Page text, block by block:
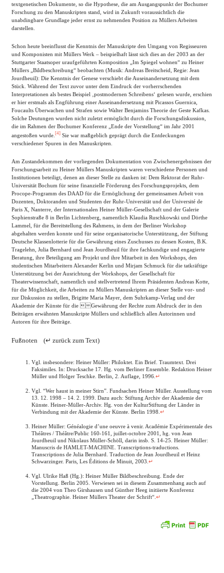
textgenetischen Dokumente, so die Hypothese, die am Ausgangspunkt der Bochumer
Forschung zu den Manuskripten stand, wird in Zukunft voraussichtlich die
unabdingbare Grundlage jeder ernst zu nehmenden Position zu Müllers Arbeiten
darstellen.
Schon heute beeinflusst die Kenntnis der Manuskripte den Umgang von Regisseuren
und Komponisten mit Müllers Werk – beispielhaft lässt sich dies an der 2003 an der
Stuttgarter Staatsoper uraufgeführten Komposition „Im Spiegel wohnen“ zu Heiner
Müllers „Bildbeschreibung“ beobachten (Musik: Andreas Breitscheid, Regie: Jean
Jourdheuil): Die Kenntnis der Genese verschiebt die Auseinandersetzung mit dem
Stück. Während der Text zuvor unter dem Eindruck der vorherrschenden
Interpretationen als bestes Beispiel ‚postmodernen Schreibens‘ gelesen wurde, erschien
er hier erstmals als Engführung einer Auseinandersetzung mit Picassos Guernica,
Foucaults Überwachen und Strafen sowie Walter Benjamins Theorie der Geste Kafkas.
Solche Deutungen wurden nicht zuletzt ermöglicht durch die Forschungsdiskussion,
die im Rahmen der Bochumer Konferenz „Ende der Vorstellung“ im Jahr 2001
angestoßen wurde. [4] Sie war maßgeblich geprägt durch die Entdeckungen
verschiedener Spuren in den Manuskripten.
Am Zustandekommen der vorliegenden Dokumentation von Zwischenergebnissen der
Forschungsarbeit zu Heiner Müllers Manuskripten waren verschiedene Personen und
Institutionen beteiligt, denen an dieser Stelle zu danken ist: Dem Rektorat der Ruhr-
Universität Bochum für seine finanzielle Förderung des Forschungsprojekts, dem
Procope-Programm des DAAD für die Ermöglichung der gemeinsamen Arbeit von
Dozenten, Doktoranden und Studenten der Ruhr-Universität und der Université de
Paris X, Nanterre, der Internationalen Heiner Müller-Gesellschaft und der Galerie
Sophienstraße 8 in Berlin Lichtenberg, namentlich Klaudia Ruschkowski und Dörthe
Lammel, für die Bereitstellung des Rahmens, in dem der Berliner Workshop
abgehalten werden konnte und für seine organisatorische Unterstützung, der Stiftung
Deutsche Klassenlotterie für die Gewährung eines Zuschusses zu dessen Kosten, B.K.
Tragelehn, Julia Bernhard und Jean Jourdheuil für ihre fachkundige und engagierte
Beratung, ihre Beteiligung am Projekt und ihre Mitarbeit in den Workshops, den
studentischen Mitarbeitern Alexander Kerlin und Mirjam Schmuck für die tatkräftige
Unterstützung bei der Ausrichtung der Workshops, der Gesellschaft für
Theaterwissenschaft, namentlich und stellvertretend Ihrem Präsidenten Andreas Kotte,
für die Möglichkeit, die Arbeiten zu Müllers Manuskripten an dieser Stelle vor- und
zur Diskussion zu stellen, Brigitte Maria Mayer, dem Suhrkamp-Verlag und der
Akademie der Künste für die Gewährung der Rechte zum Abdruck der in den
Beiträgen erwähnten Manuskripte Müllers und schließlich allen Autorinnen und
Autoren für ihre Beiträge.
Fußnoten (↵ zurück zum Text)
Vgl. insbesondere: Heiner Müller: Philoktet. Ein Brief. Traumtext. Drei
Faksimiles. In: Drucksache 17. Hg. vom Berliner Ensemble. Redaktion Heiner
Müller und Holger Teschke. Berlin, 2. Auflage, 1996. ↵
Vgl. “Wer haust in meiner Stirn”. Fundsachen Heiner Müller. Ausstellung vom
13. 12. 1998 – 14. 2. 1999. Dazu auch: Stiftung Archiv der Akademie der
Künste. Heiner-Müller-Archiv. Hg. von der KulturStiftung der Länder in
Verbindung mit der Akademie der Künste. Berlin 1998. ↵
Heiner Müller: Généalogie d’une oeuvre à venir. Académie Expérimentale des
Théâtres / Théâtre/Public 160-161, juillet-octobre 2001, hg. von Jean
Jourdheuil und Nikolaus Müller-Schöll, darin insb. S. 14-25. Heiner Müller:
Manuscris de HAMLET-MACHINE. Transcriptions-traductions.
Transcriptions de Julia Bernhard. Traduction de Jean Jourdheuil et Heinz
Schwarzinger. Paris, Les Éditions de Minuit, 2003. ↵
Vgl. Ulrike Haß (Hg.): Heiner Müller Bildbeschreibung. Ende der
Vorstellung. Berlin 2005. Verwiesen sei in diesem Zusammenhang auch auf
die 2004 von Theo Girshausen und Günther Heeg initiierte Konferenz
„Theatrographie. Heiner Müllers Theater der Schrift“. ↵